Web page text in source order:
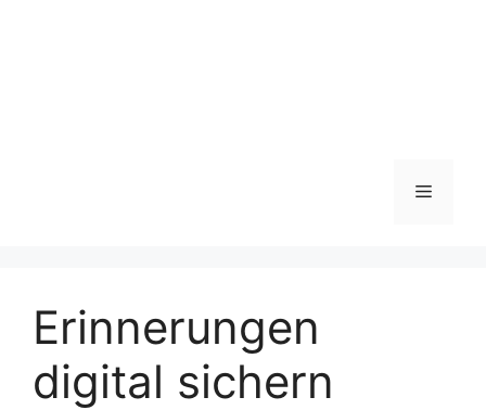
Menü
Erinnerungen
digital sichern